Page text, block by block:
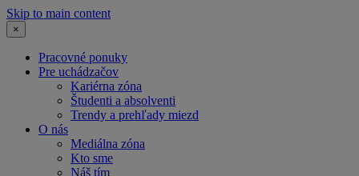
Skip to main content
×
Pracovné ponuky
Pre uchádzačov
Kariérna zóna
Študenti a absolventi
Trendy a prehľady miezd
O nás
Mediálna zóna
Kto sme
Náš tím